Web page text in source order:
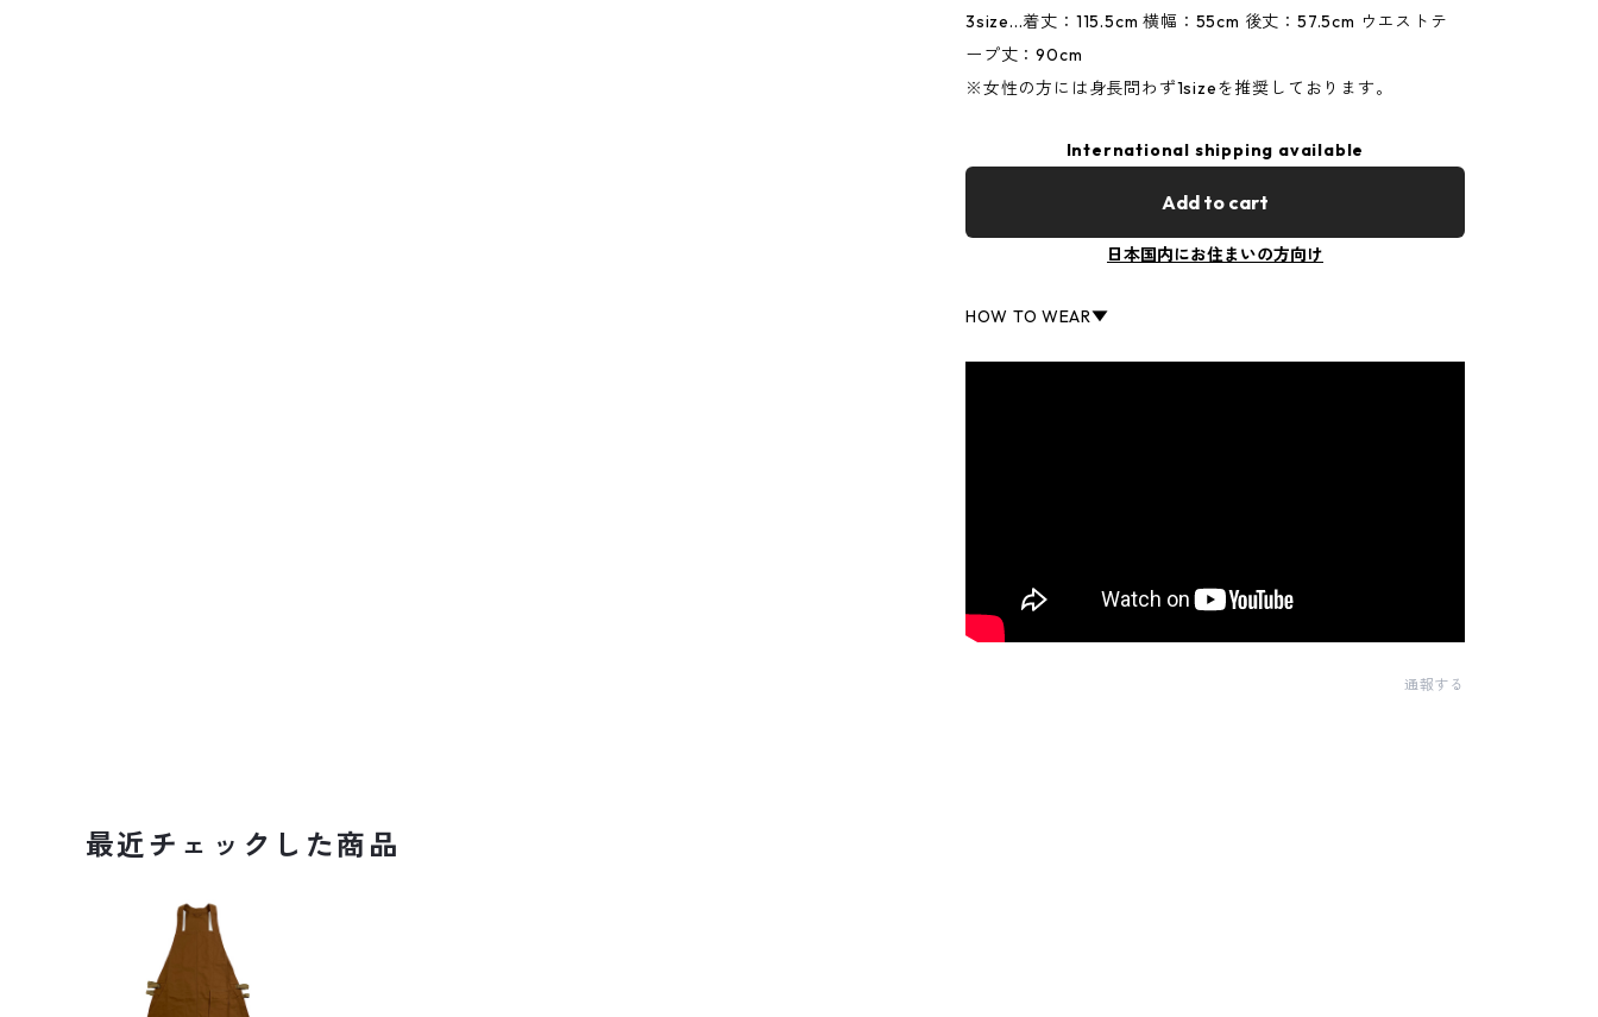
3size...着丈：115.5cm 横幅：55cm 後丈：57.5cm ウエストテ
ープ丈：90cm
※女性の方には身長問わず1sizeを推奨しております。
International shipping available
Add to cart
日本国内にお住まいの方向け
HOW TO WEAR▼
通報する
最近チェックした商品